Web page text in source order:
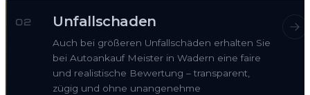
02 Unfallschaden
Auch bei größeren Unfallschäden erhalten Sie
bei Autoankauf Meister in Wadern eine faire
und realistische Bewertung – transparent,
zügig und ohne unangenehme